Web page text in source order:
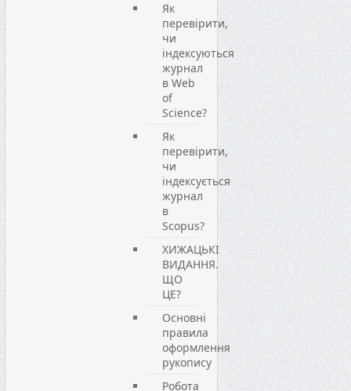
Як
перевірити,
чи
індексуються
журнал
в Web
of
Science?
Як
перевірити,
чи
індексується
журнал
в
Scopus?
ХИЖАЦЬКІ
ВИДАННЯ.
ЩО
ЦЕ?
Основні
правила
оформлення
рукопису
Робота